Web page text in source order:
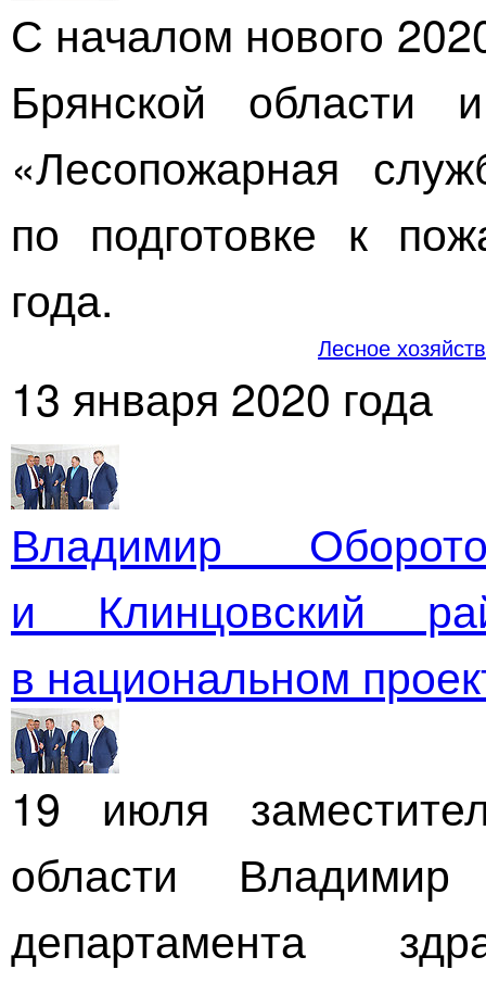
С началом нового
Брянской области
«Лесопожарная
по подготовке к
года.
Лесное
13 января 2020 года
Владимир
и Клинцовский
в национальном
19 июля
области
департамента